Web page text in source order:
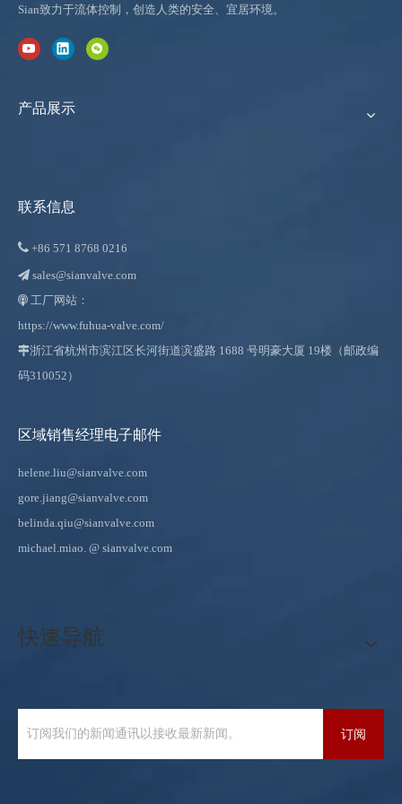
Sian致力于流体控制，创造人类的安全、宜居环境。
产品展示
联系信息
 +86 571 8768 0216
 sales@sianvalve.com
 工厂网站：
https://www.fuhua-valve.com/
浙江省杭州市滨江区长河街道滨盛路 1688 号明豪大厦 19楼（邮政编
码310052）
区域销售经理电子邮件
helene.liu@sianvalve.com
gore.jiang@sianvalve.com
belinda.qiu@sianvalve.com
michael.miao. @ sianvalve.com
快速导航
订阅